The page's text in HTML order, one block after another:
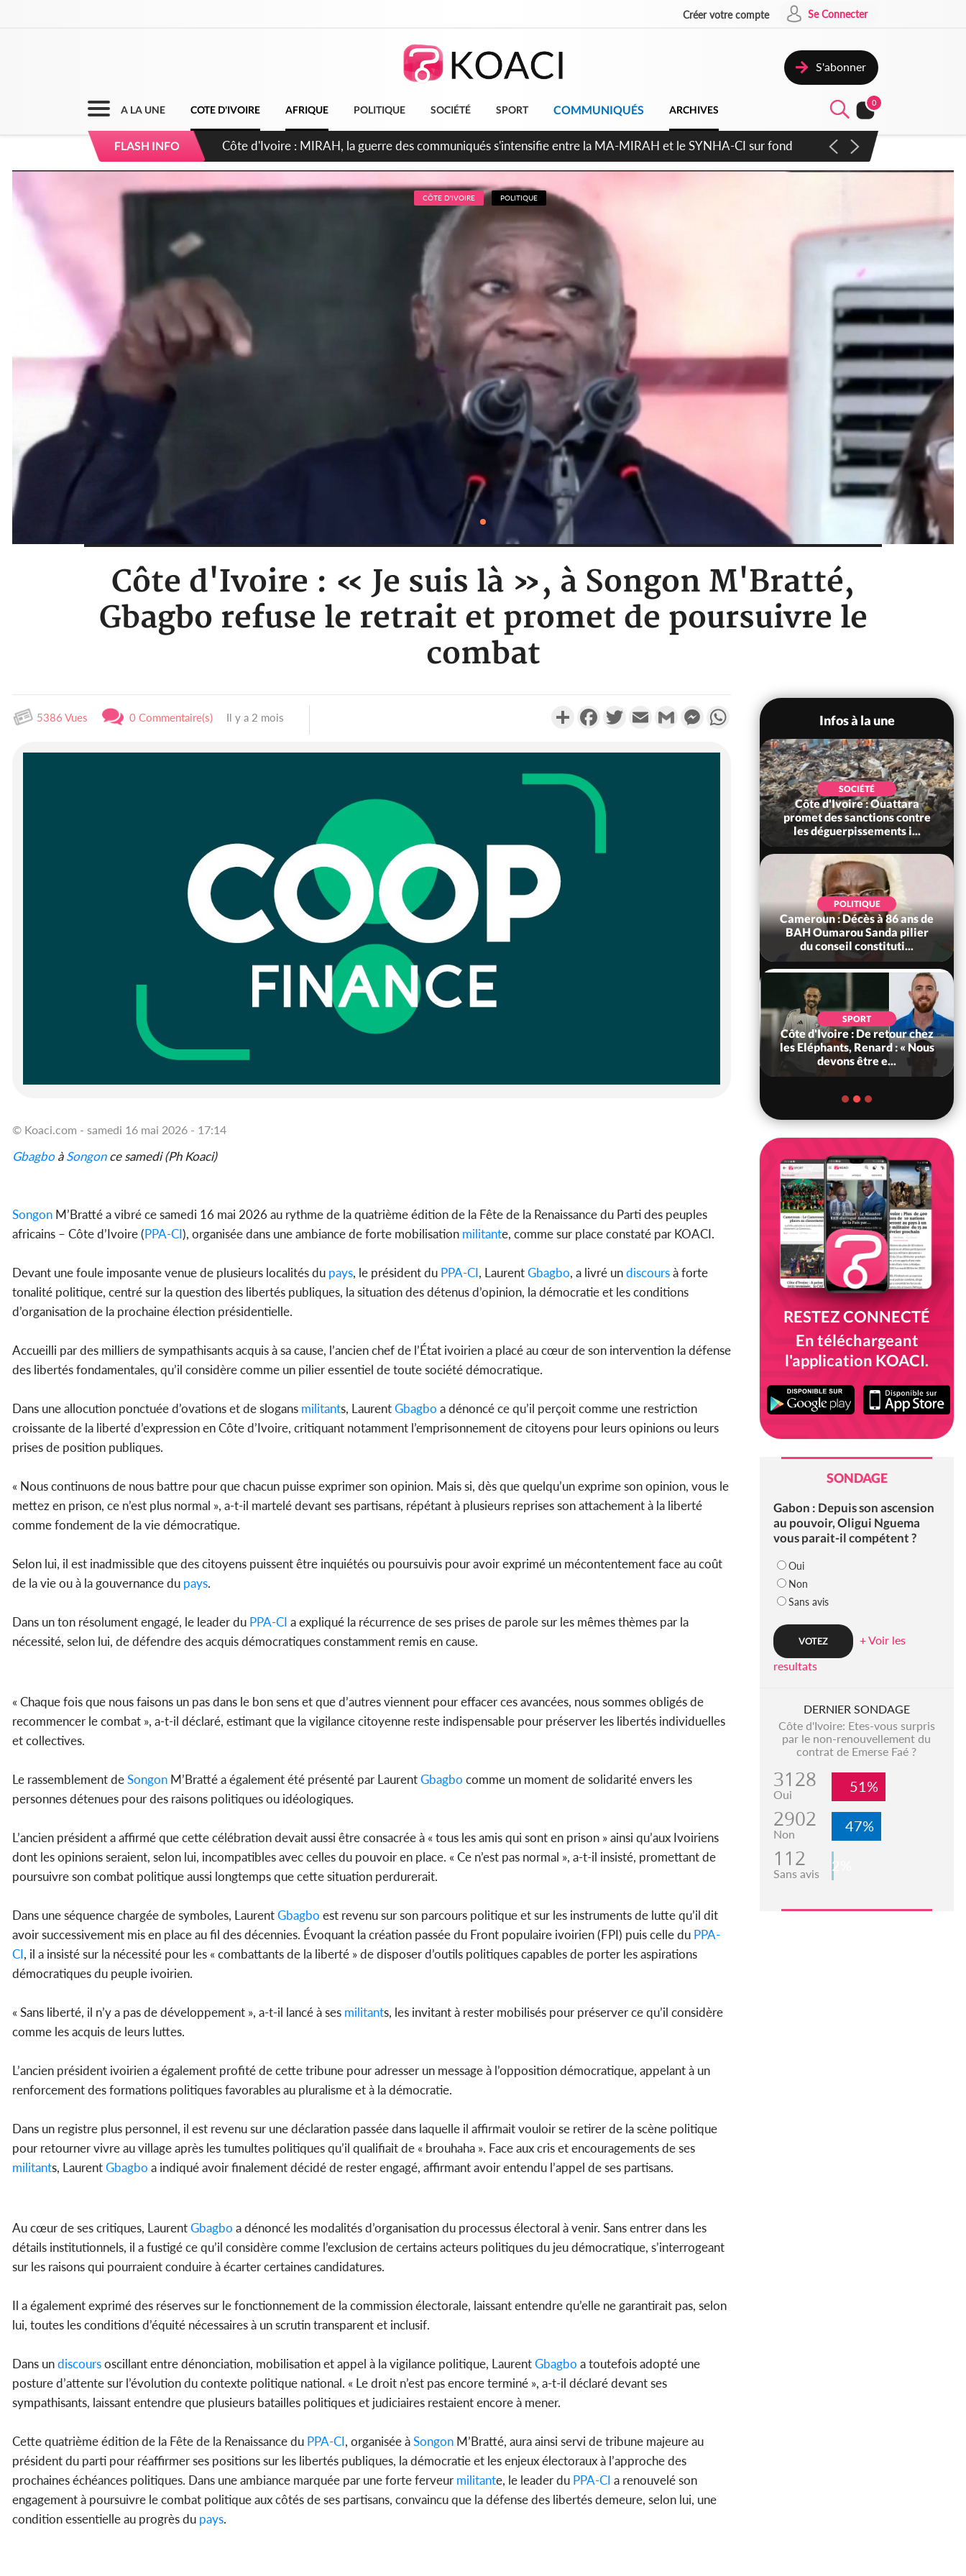
Créer votre compte Se Connecter
S'abonner
A LA UNE COTE D'IVOIRE AFRIQUE POLITIQUE SOCIÉTÉ SPORT COMMUNIQUÉS ARCHIVES
0
FLASH INFO Côte d'Ivoire : Indépendance 2026, Thiam plaide pour un environnement démocratique plus apaisé
CÔTE D'IVOIRE POLITIQUE
Côte d'Ivoire : « Je suis là », à Songon M'Bratté,
Gbagbo refuse le retrait et promet de poursuivre le
combat
5386 Vues 0 Commentaire(s) Il y a 2 mois PartagerFacebookTwitterEmail Gmail MessengerWhatsApp
© Koaci.com - samedi 16 mai 2026 - 17:14
GbagboàSongonce samedi (Ph Koaci)
Songon M’Bratté a vibré ce samedi 16 mai 2026 au rythme de la quatrième édition de la Fête de la Renaissance du Parti des peuples
africains – Côte d’Ivoire (PPA-CI), organisée dans une ambiance de forte mobilisation militante, comme sur place constaté par KOACI.
Devant une foule imposante venue de plusieurs localités du pays, le président du PPA-CI, LaurentGbagbo, a livré undiscoursà forte
tonalité politique, centré sur la question des libertés publiques, la situation des détenus d’opinion, la démocratie et les conditions
d’organisation de la prochaine élection présidentielle.
Accueilli par des milliers de sympathisants acquis à sa cause, l’ancien chef de l’État ivoirien a placé au cœur de son intervention la défense
des libertés fondamentales, qu’il considère comme un pilier essentiel de toute société démocratique.
Dans une allocution ponctuée d’ovations et de slogans militants, LaurentGbagbo a dénoncé ce qu’il perçoit comme une restriction
croissante de la liberté d’expression en Côte d’Ivoire, critiquant notamment l’emprisonnement de citoyens pour leurs opinions ou leurs
prises de position publiques.
« Nous continuons de nous battre pour que chacun puisse exprimer son opinion. Mais si, dès que quelqu’un exprime son opinion, vous le
mettez en prison, ce n’est plus normal », a-t-il martelé devant ses partisans, répétant à plusieurs reprises son attachement à la liberté
comme fondement de la vie démocratique.
Selon lui, il est inadmissible que des citoyens puissent être inquiétés ou poursuivis pour avoir exprimé un mécontentement face au coût
de la vie ou à la gouvernance du pays.
Dans un ton résolument engagé, le leader du PPA-CI a expliqué la récurrence de ses prises de parole sur les mêmes thèmes par la
nécessité, selon lui, de défendre des acquis démocratiques constamment remis en cause.
« Chaque fois que nous faisons un pas dans le bon sens et que d’autres viennent pour effacer ces avancées, nous sommes obligés de
recommencer le combat », a-t-il déclaré, estimant que la vigilance citoyenne reste indispensable pour préserver les libertés individuelles
et collectives.
Le rassemblement deSongon M’Bratté a également été présenté par LaurentGbagbo comme un moment de solidarité envers les
personnes détenues pour des raisons politiques ou idéologiques.
L’ancien président a affirmé que cette célébration devait aussi être consacrée à « tous les amis qui sont en prison » ainsi qu’aux Ivoiriens
dont les opinions seraient, selon lui, incompatibles avec celles du pouvoir en place. « Ce n’est pas normal », a-t-il insisté, promettant de
poursuivre son combat politique aussi longtemps que cette situation perdurerait.
Dans une séquence chargée de symboles, LaurentGbagbo est revenu sur son parcours politique et sur les instruments de lutte qu’il dit
avoir successivement mis en place au fil des décennies. Évoquant la création passée du Front populaire ivoirien (FPI) puis celle du PPA-
CI, il a insisté sur la nécessité pour les « combattants de la liberté » de disposer d’outils politiques capables de porter les aspirations
démocratiques du peuple ivoirien.
« Sans liberté, il n’y a pas de développement », a-t-il lancé à ses militants, les invitant à rester mobilisés pour préserver ce qu’il considère
comme les acquis de leurs luttes.
L’ancien président ivoirien a également profité de cette tribune pour adresser un message à l’opposition démocratique, appelant à un
renforcement des formations politiques favorables au pluralisme et à la démocratie.
Dans un registre plus personnel, il est revenu sur une déclaration passée dans laquelle il affirmait vouloir se retirer de la scène politique
pour retourner vivre au village après les tumultes politiques qu’il qualifiait de « brouhaha ». Face aux cris et encouragements de ses
militants, LaurentGbagbo a indiqué avoir finalement décidé de rester engagé, affirmant avoir entendu l’appel de ses partisans.
Au cœur de ses critiques, LaurentGbagbo a dénoncé les modalités d’organisation du processus électoral à venir. Sans entrer dans les
détails institutionnels, il a fustigé ce qu’il considère comme l’exclusion de certains acteurs politiques du jeu démocratique, s’interrogeant
sur les raisons qui pourraient conduire à écarter certaines candidatures.
Il a également exprimé des réserves sur le fonctionnement de la commission électorale, laissant entendre qu’elle ne garantirait pas, selon
lui, toutes les conditions d’équité nécessaires à un scrutin transparent et inclusif.
Dans undiscoursoscillant entre dénonciation, mobilisation et appel à la vigilance politique, LaurentGbagbo a toutefois adopté une
posture d’attente sur l’évolution du contexte politique national. « Le droit n’est pas encore terminé », a-t-il déclaré devant ses
sympathisants, laissant entendre que plusieurs batailles politiques et judiciaires restaient encore à mener.
Cette quatrième édition de la Fête de la Renaissance du PPA-CI, organisée àSongon M’Bratté, aura ainsi servi de tribune majeure au
président du parti pour réaffirmer ses positions sur les libertés publiques, la démocratie et les enjeux électoraux à l’approche des
prochaines échéances politiques. Dans une ambiance marquée par une forte ferveur militante, le leader du PPA-CI a renouvelé son
engagement à poursuivre le combat politique aux côtés de ses partisans, convaincu que la défense des libertés demeure, selon lui, une
condition essentielle au progrès du pays.
Infos à la une
Côte d'Ivoire : Après le pari
réussi du 66e anniversaire,
SOCIÉTÉ
Côte d'Ivoire : Ouattara
promet des sanctions contre
les déguerpissements i...
POLITIQUE
Cameroun : Décès à 86 ans de
BAH Oumarou Sanda pilier
du conseil constituti...
SPORT
Côte d'Ivoire : De retour chez
les Eléphants, Renard : « Nous
devons être e...
RESTEZ CONNECTÉ
En téléchargeant
l'application KOACI.
SONDAGE
Gabon : Depuis son ascension
au pouvoir, Oligui Nguema
vous parait-il compétent ?
Oui
Non
Sans avis
+ Voir les
resultats
DERNIER SONDAGE
Côte d'Ivoire: Etes-vous surpris
par le non-renouvellement du
contrat de Emerse Faé ?
3128
Oui 51%
2902
Non 47%
112
Sans avis 2%